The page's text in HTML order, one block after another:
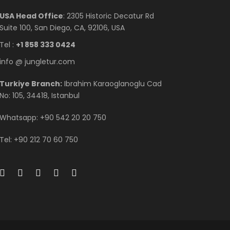
USA Head Office: 2305 Historic Decatur Rd
Suite 100, San Diego, CA, 92106, USA
Tel : +1 858 333 0424
info @ jungletur.com
Turkiye Branch:Ibrahim Karaoglanoglu Cad
No: 105, 34418, Istanbul
Whatsapp: +90 542 20 20 750
Tel: +90 212 70 60 750